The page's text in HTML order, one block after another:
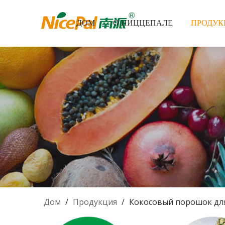
ДОМ О НИЦЦЕПАЛЕ
Дом / Продукция / Кокосовый порошок